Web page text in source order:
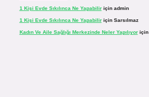
1 Kişi Evde Sıkılınca Ne Yapabiliriçin admin
1 Kişi Evde Sıkılınca Ne Yapabiliriçin Sarsılmaz
Kadın Ve Aile Sağlığı Merkezinde Neler Yapılıyoriçin